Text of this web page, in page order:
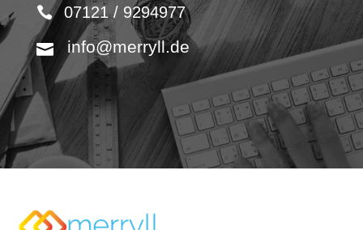
07121 / 9294977
info@merryll.de